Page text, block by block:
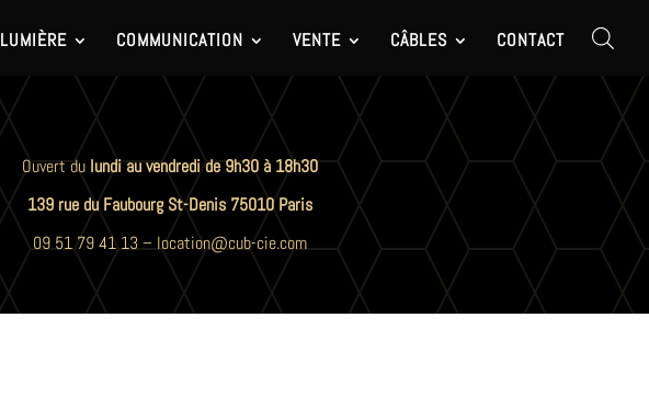
LUMIÈRE COMMUNICATION VENTE CÂBLES CONTACT
Ouvert du lundi au vendredi de 9h30 à 18h30
139 rue du Faubourg St-Denis 75010 Paris
09 51 79 41 13–location@cub-cie.com